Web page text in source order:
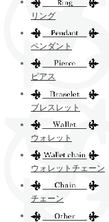
リング
ペンダント
ピアス
ブレスレット
ウォレット
ウォレットチェーン
チェーン